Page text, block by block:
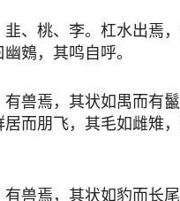
、桃、李。杠水出焉
鴳，其鸣自呼。
兽焉，其状如禺而有
而朋飞，其毛如雌雉
兽焉，其状如豹而长